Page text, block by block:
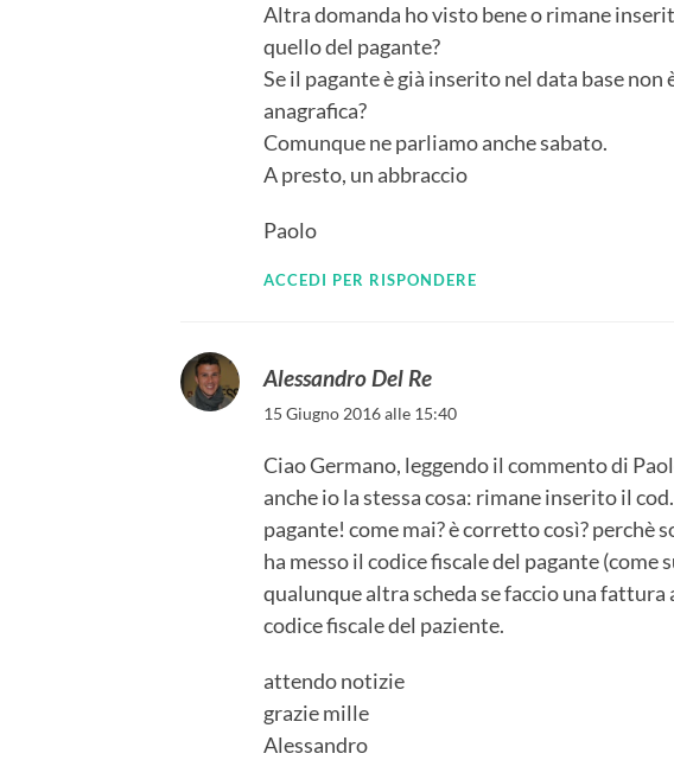
Altra domanda ho visto bene o rimane
quello del pagante?
Se il pagante è già inserito nel data base
anagrafica?
Comunque ne parliamo anche sabato.
A presto, un abbraccio
Paolo
ACCEDI PER RISPONDERE
Alessandro Del Re
15 Giugno 2016 alle 15:40
Ciao Germano, leggendo il commento di
anche io la stessa cosa: rimane inserito il
pagante! come mai? è corretto così? perchè
ha messo il codice fiscale del pagante (come
qualunque altra scheda se faccio una
codice fiscale del paziente.
attendo notizie
grazie mille
Alessandro